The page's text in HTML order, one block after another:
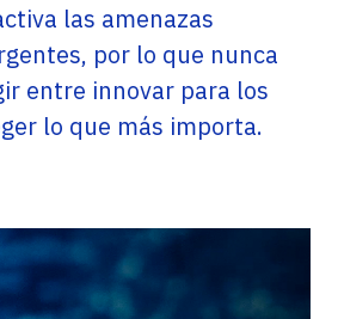
las amenazas
por lo que nunca
entre innovar para los
lo que más importa.